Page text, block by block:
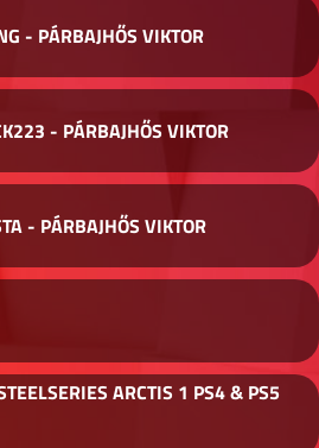
- PÁRBAJHŐS VIKTOR
- PÁRBAJHŐS VIKTOR
- PÁRBAJHŐS VIKTOR
ARCTIS 1 PS4 & PS5